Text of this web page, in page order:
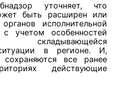
уточняет, что
быть расширен или
исполнительной
учетом особенностей
в регионе. И,
все ранее
действующие